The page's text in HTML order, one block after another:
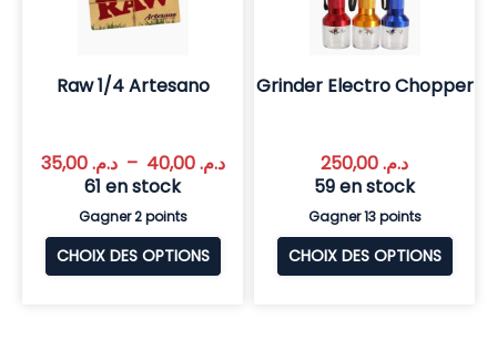
Raw 1/4 Artesano
د.م.35,00 – د.م.40,00
61 en stock
Gagner 2 points
CHOIX DES OPTIONS
Grinder Electro Chopper
د.م.
59 en stock
Gagner 13 points
CHOIX DES OPTIONS